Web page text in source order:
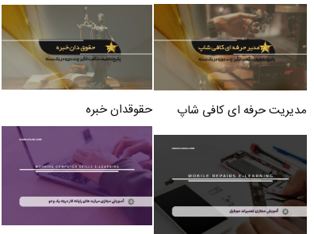
مدیریت حرفه ای کافی شاپ حقوقدان خبره